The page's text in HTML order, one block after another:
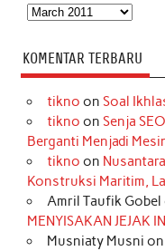
Arsip
KOMENTAR TERBARU
tikno on Soal
tikno on Senja
Berganti Menjadi
tikno on
Konstruksi Maritim,
Amril Taufik Gobel
MENYISAKAN JEJAK
Musniaty Musni on